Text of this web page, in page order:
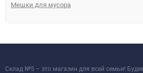
Мешки для мусора
Склад №5 – это магазин для всей семьи!